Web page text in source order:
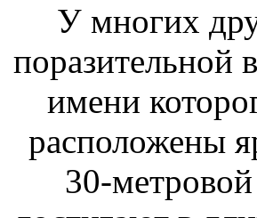
У многих
поразительной
имени
расположены
30-